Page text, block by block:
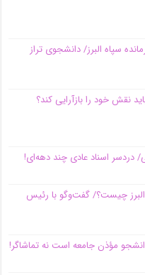
سپاه البرز/ دانشجوی تراز
نقش خود را بازآرایی کند؟
دردسر اسناد عادی چند‌ دهه‌ای!
البرز چیست؟/ گفت‌وگو با رئیس
مؤذن جامعه است نه تماشاگر!